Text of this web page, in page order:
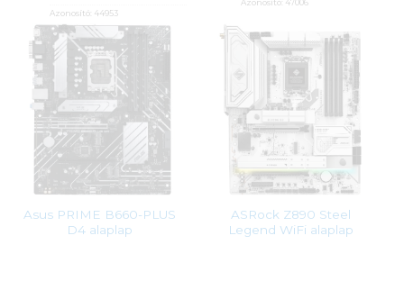
Azonosító: 44953
37 990Ft
Azonosító: 47006
49 990
Asus PRIME B660-PLUS
D4 alaplap
ASRock Z890 Steel
Legend WiFi alaplap